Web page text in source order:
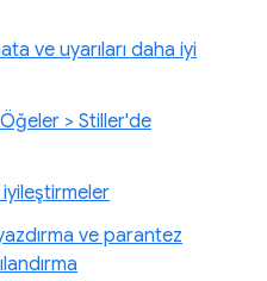
ve uyarıları daha iyi
> Stiller'de
ve parantez